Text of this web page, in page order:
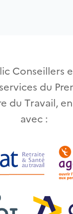
Conseillers
du
du Travail,
avec :